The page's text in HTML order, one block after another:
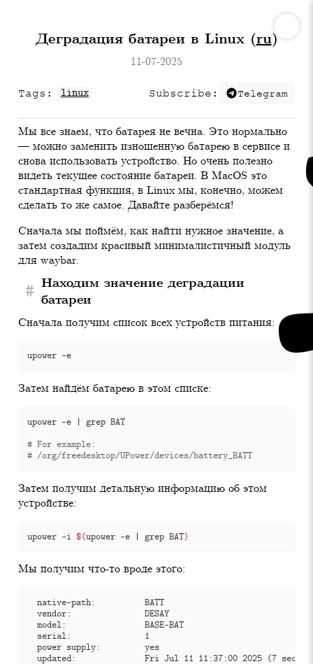
Деградация батареи в Linux (ru )
11-07-2025
Tags: linux Subscribe: Telegram
Мы все знаем, что батарея не вечна. Это нормально
— можно заменить изношенную батарею в сервисе и
снова использовать устройство. Но очень полезно
видеть текущее состояние батареи. В MacOS это
стандартная функция, в Linux мы, конечно, можем
сделать то же самое. Давайте разберёмся!
Сначала мы поймём, как найти нужное значение, а
затем создадим красивый минималистичный модуль
для waybar.
#
Находим значение деградации
батареи
Сначала получим список всех устройств питания:
upower -e
Затем найдём батарею в этом списке:
upower -e grep BAT
# For example:
# /org/freedesktop/UPower/devices/battery_BATT
Затем получим детальную информацию об этом
устройстве:
upower -i $(upower -e | grep BAT)
Мы получим что-то вроде этого:
  native-path:          BATT
  vendor:               DESAY
  model:                BASE-BAT
  power supply:         yes